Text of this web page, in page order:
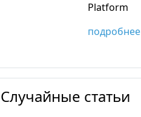
Platform
подробнee
Случайные статьи